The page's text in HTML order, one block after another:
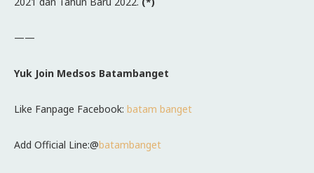
——
Yuk Join Medsos Batambanget
Like Fanpage Facebook: batam banget
Add Official Line:@batambanget